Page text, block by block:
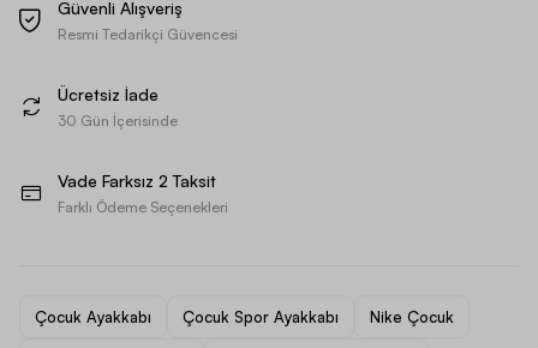
Güvenli Alışveriş
Resmi Tedarikçi Güvencesi
Ücretsiz İade
30 Gün İçerisinde
Vade Farksız 2 Taksit
Farklı Ödeme Seçenekleri
Çocuk Ayakkabı Çocuk Spor Ayakkabı Nike Çocuk